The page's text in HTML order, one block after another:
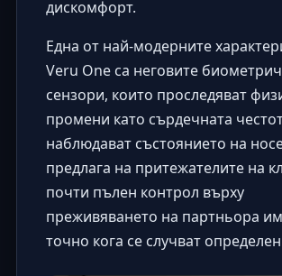
дискомфорт.
Една от най-модерните
Veru One са неговите
сензори, които проследяват
промени като сърдечната
наблюдават състоянието на
предлага на притежателите на
почти пълен контрол върху
преживяването на партньора
точно кога се случват